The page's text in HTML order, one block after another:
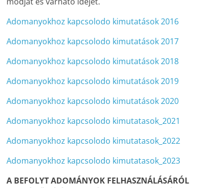
Adomanyokhoz kapcsolodo kimutatások 2016
Adomanyokhoz kapcsolodo kimutatások 2017
Adomanyokhoz kapcsolodo kimutatások 2018
Adomanyokhoz kapcsolodo kimutatások 2019
Adomanyokhoz kapcsolodo kimutatások 2020
Adomanyokhoz kapcsolodo kimutatasok_2021
Adomanyokhoz kapcsolodo kimutatasok_2022
Adomanyokhoz kapcsolodo kimutatasok_2023
A BEFOLYT ADOMÁNYOK FELHASZNÁLÁSÁRÓL